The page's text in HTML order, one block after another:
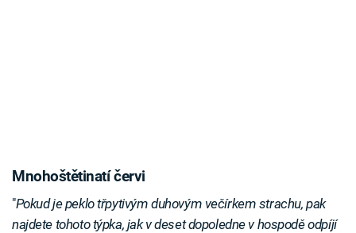
Mnohoštětinatí červi
"Pokud je peklo třpytivým duhovým večírkem strachu, pak
najdete tohoto týpka, jak v deset dopoledne v hospodě odpíjí